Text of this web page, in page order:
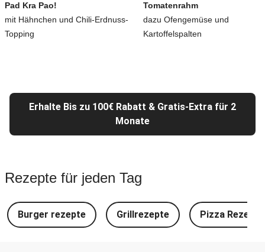
Pad Kra Pao!
mit Hähnchen und Chili-Erdnuss-
Topping
Tomatenrahm
dazu Ofengemüse und
Kartoffelspalten
Erhalte Bis zu 100€ Rabatt & Gratis-Extra für 2
Monate
Rezepte für jeden Tag
Burger rezepte Grillrezepte Pizza Rezepte